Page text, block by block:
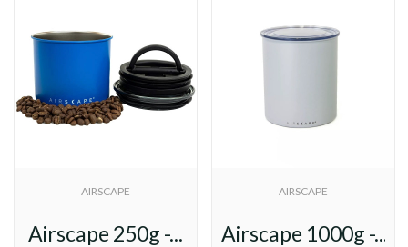
AIRSCAPE
Airscape 250g -...
AIRSCAPE
Airscape 1000g -...